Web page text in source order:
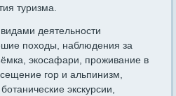
туризма.
деятельности
походы, наблюдения за
экосафари, проживание в
гор и альпинизм,
экскурсии,